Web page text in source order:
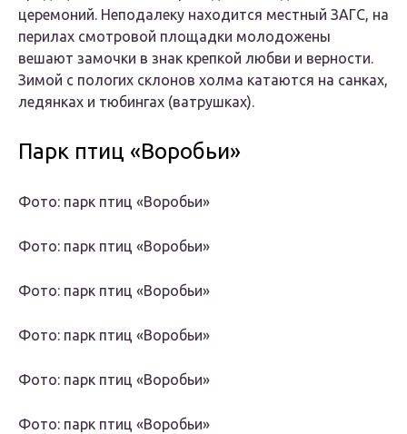
церемоний. Неподалеку находится местный ЗАГС, на
перилах смотровой площадки молодожены
вешают замочки в знак крепкой любви и верности.
Зимой с пологих склонов холма катаются на санках,
ледянках и тюбингах (ватрушках).
Парк птиц «Воробьи»
Фото: парк птиц «Воробьи»
Фото: парк птиц «Воробьи»
Фото: парк птиц «Воробьи»
Фото: парк птиц «Воробьи»
Фото: парк птиц «Воробьи»
Фото: парк птиц «Воробьи»